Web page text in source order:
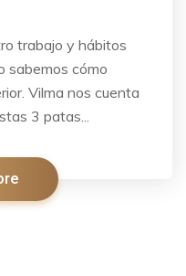
trabajo y hábitos
sabemos cómo
Vilma nos cuenta
3 patas...